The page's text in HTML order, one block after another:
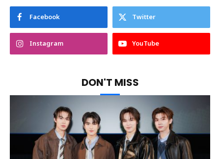
Facebook Twitter
Instagram YouTube
DON'T MISS